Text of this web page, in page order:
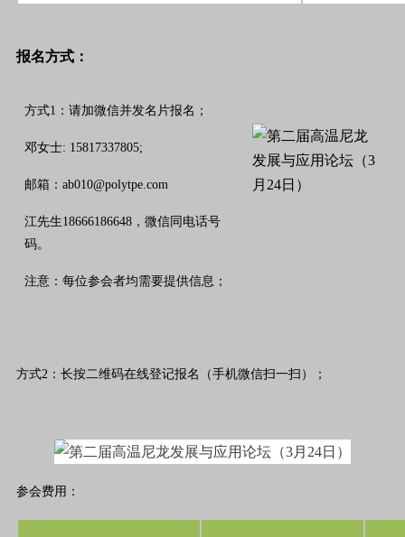
报名方式：
方式1：请加微信并发名片报名；
邓女士: 15817337805;
邮箱：ab010@polytpe.com
江先生18666186648，微信同电话号
码。
注意：每位参会者均需要提供信息；
方式2 ： 长按二维码在线登记报名 （手机微信扫一扫） ；
参会费用：